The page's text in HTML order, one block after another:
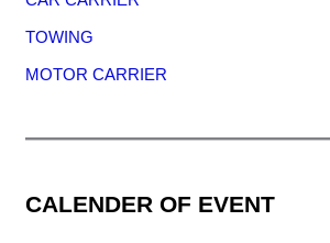
TOWING
MOTOR CARRIER
CALENDER OF EVENT